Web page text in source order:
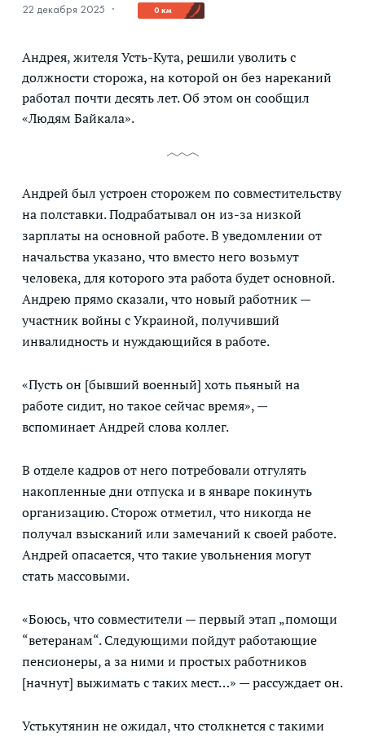
22 декабря 2025 · 0 км
Андрея, жителя Усть-Кута, решили уволить с
должности сторожа, на которой он без нареканий
работал почти десять лет. Об этом он сообщил
«Людям Байкала».
Андрей был устроен сторожем по совместительству
на полставки. Подрабатывал он из-за низкой
зарплаты на основной работе. В уведомлении от
начальства указано, что вместо него возьмут
человека, для которого эта работа будет основной.
Андрею прямо сказали, что новый работник —
участник войны с Украиной, получивший
инвалидность и нуждающийся в работе.
«Пусть он [бывший военный] хоть пьяный на
работе сидит, но такое сейчас время», —
вспоминает Андрей слова коллег.
В отделе кадров от него потребовали отгулять
накопленные дни отпуска и в январе покинуть
организацию. Сторож отметил, что никогда не
получал взысканий или замечаний к своей работе.
Андрей опасается, что такие увольнения могут
стать массовыми.
«Боюсь, что совместители — первый этап „помощи
“ветеранам“. Следующими пойдут работающие
пенсионеры, а за ними и простых работников
[начнут] выжимать с таких мест…» — рассуждает он.
Устькутянин не ожидал, что столкнется с такими